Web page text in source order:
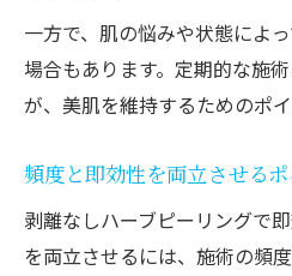
一方で、肌の悩みや状態によ
場合もあります。定期的な施
が、美肌を維持するためのポイ
頻度と即効性を両立させる
剥離なしハーブピーリングで
を両立させるには、施術の頻